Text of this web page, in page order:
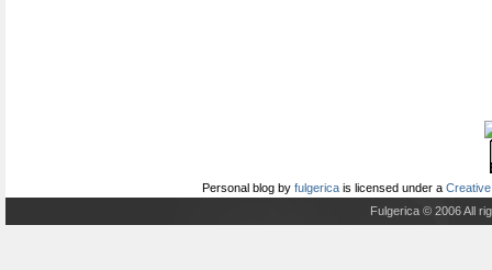
Personal blog by fulgerica is licensed under a
Fulgerica © 2006 All